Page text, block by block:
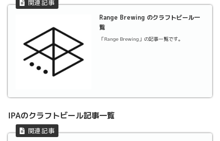
Range Brewing のクラフトビール一
覧
「Range Brewing」の記事一覧です。
IPAのクラフトビール記事一覧